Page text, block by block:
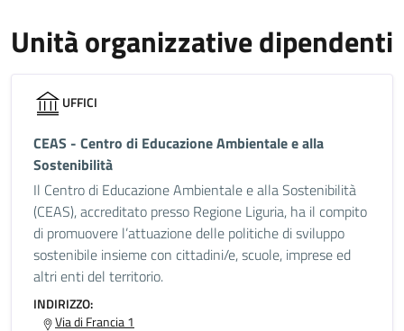
Unità organizzative dipendenti
UFFICI
CEAS - Centro di Educazione Ambientale e alla
Sostenibilità
Il Centro di Educazione Ambientale e alla Sostenibilità
(CEAS), accreditato presso Regione Liguria, ha il compito
di promuovere l’attuazione delle politiche di sviluppo
sostenibile insieme con cittadini/e, scuole, imprese ed
altri enti del territorio.
INDIRIZZO:
Via di Francia 1